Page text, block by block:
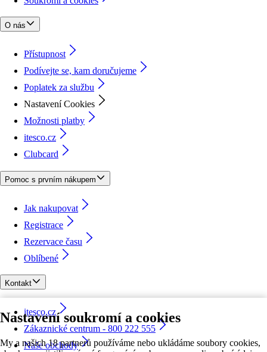
Nastavení soukromí a cookies
My a našich 18 partnerů používáme nebo ukládáme soubory cookies,
O nás
Přístupnost
Podívejte se, kam doručujeme
Poplatek za službu
Nastavení Cookies
Možnosti platby
itesco.cz
Clubcard
Pomoc s prvním nákupem
Jak nakupovat
Registrace
Rezervace času
Oblíbené
Kontakt
itesco.cz
Zákaznické centrum - 800 222 555
Naše obchody